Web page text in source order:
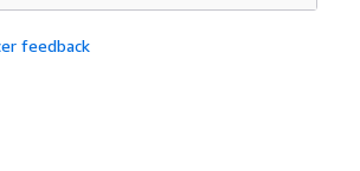
feedback